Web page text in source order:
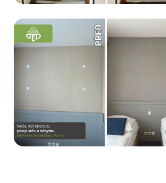
Komerční prostory, Pardubice
Polep zdí